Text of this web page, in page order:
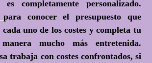
completamente personalizado.
para conocer el presupuesto que
uno de los costes y completa tu
mucho más entretenida.
trabaja con costes confrontados, si